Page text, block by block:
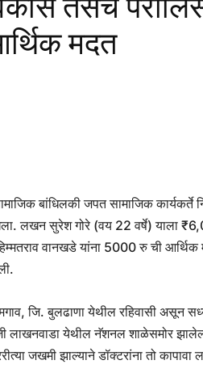
तसेच
मदत
बांधिलकी जपत सामाजिक कार्यकर्ते
लखन सुरेश गोरे (वय 22 वर्षे) याला
वानखडे यांना 5000 रु ची
जि. बुलढाणा येथील रहिवासी असून
लाखनवाडा येथील नॅशनल शाळेसमोर
जखमी झाल्याने डॉक्टरांना तो कापावा